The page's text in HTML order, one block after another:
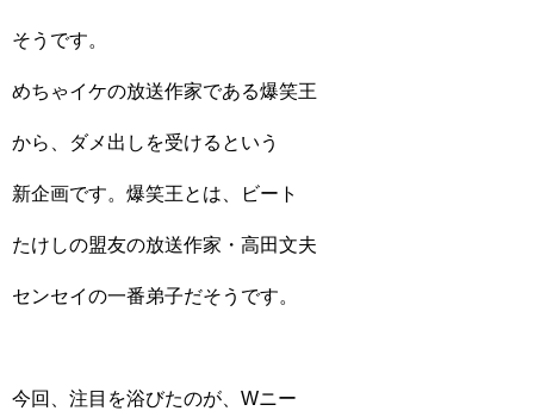
そうです。
めちゃイケの放送作家である爆笑王
から、ダメ出しを受けるという
新企画です。爆笑王とは、ビート
たけしの盟友の放送作家・高田文夫
センセイの一番弟子だそうです。
今回、注目を浴びたのが、Wニー